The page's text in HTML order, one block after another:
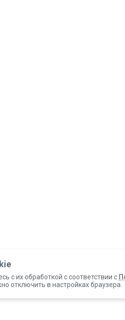
с их обработкой с соответствии с
отключить в настройках браузера.